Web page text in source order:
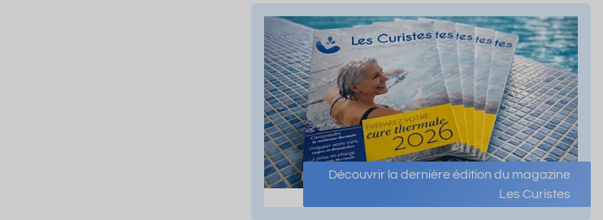
Découvrir la dernière édition du magazine
Les Curistes